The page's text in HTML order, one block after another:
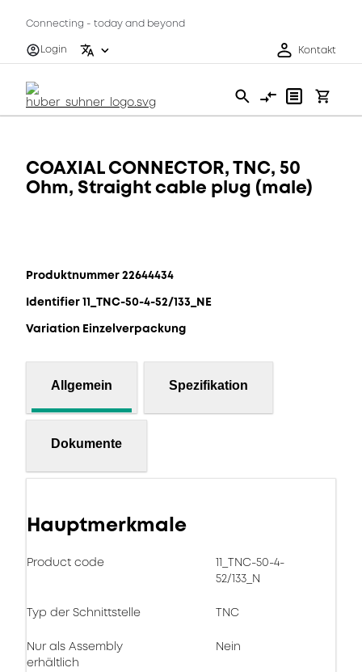
Connecting - today and beyond
Login
Kontakt
COAXIAL CONNECTOR, TNC, 50
Ohm, Straight cable plug (male)
Produktnummer 22644434
Identifier 11_TNC-50-4-52/133_NE
Variation Einzelverpackung
Allgemein Spezifikation
Dokumente
Hauptmerkmale
Product code
11_TNC-50-4-
52/133_N
Typ der Schnittstelle TNC
Nur als Assembly
erhältlich
Nein